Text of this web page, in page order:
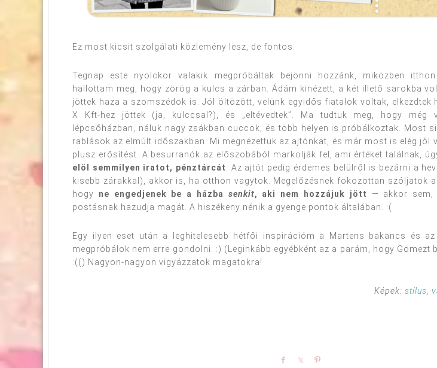
Ez most kicsit szolgálati közlemény lesz, de fontos.
Tegnap este nyolckor valakik megpróbáltak bejönni hozzánk, miközben
hallottam meg, hogy zörög a kulcs a zárban. Ádám kinézett, a két illető sarokba
jöttek haza a szomszédok is. Jól öltözött, velünk egyidős fiatalok voltak, elkezdtek
X Kft-hez jöttek (ja, kulccsal?), és „eltévedtek”. Ma tudtuk meg, hogy még
lépcsőházban, náluk nagy zsákban cuccok, és több helyen is próbálkoztak. Most
rablások az elmúlt időszakban. Mi megnézettük az ajtónkat, és már most is elég jól
plusz erősítést. A besurranók az előszobából markolják fel, ami értéket találnak,
elöl semmilyen iratot, pénztárcát
. Az ajtót pedig érdemes belülről is bezárni a
kisebb zárakkal), akkor is, ha otthon vagytok. Megelőzésnek fokozottan szóljatok
hogy ne engedjenek be a házba senkit, aki nem hozzájuk jött
— akkor sem,
postásnak hazudja magát. A hiszékeny nénik a gyenge pontok általában. :(
Egy ilyen eset után a leghitelesebb hétfői inspirációm a Martens bakancs és
megpróbálok nem erre gondolni. :) (Leginkább egyébként az a parám, hogy Gomezt
:(() Nagyon-nagyon vigyázzatok magatokra!
Képek:stílus ,
Share Share